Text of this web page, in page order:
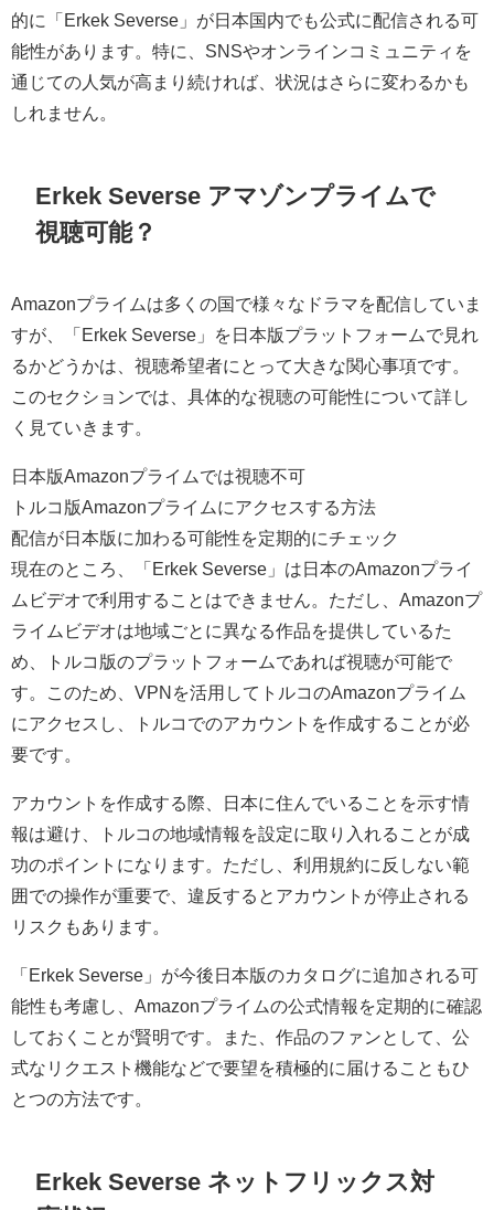
的に「Erkek Severse」が日本国内でも公式に配信される可
能性があります。特に、SNSやオンラインコミュニティを
通じての人気が高まり続ければ、状況はさらに変わるかも
しれません。
Erkek Severse アマゾンプライムで
視聴可能？
Amazonプライムは多くの国で様々なドラマを配信していま
すが、「Erkek Severse」を日本版プラットフォームで見れ
るかどうかは、視聴希望者にとって大きな関心事項です。
このセクションでは、具体的な視聴の可能性について詳し
く見ていきます。
日本版Amazonプライムでは視聴不可
トルコ版Amazonプライムにアクセスする方法
配信が日本版に加わる可能性を定期的にチェック
現在のところ、「Erkek Severse」は日本のAmazonプライ
ムビデオで利用することはできません。ただし、Amazonプ
ライムビデオは地域ごとに異なる作品を提供しているた
め、トルコ版のプラットフォームであれば視聴が可能で
す。このため、VPNを活用してトルコのAmazonプライム
にアクセスし、トルコでのアカウントを作成することが必
要です。
アカウントを作成する際、日本に住んでいることを示す情
報は避け、トルコの地域情報を設定に取り入れることが成
功のポイントになります。ただし、利用規約に反しない範
囲での操作が重要で、違反するとアカウントが停止される
リスクもあります。
「Erkek Severse」が今後日本版のカタログに追加される可
能性も考慮し、Amazonプライムの公式情報を定期的に確認
しておくことが賢明です。また、作品のファンとして、公
式なリクエスト機能などで要望を積極的に届けることもひ
とつの方法です。
Erkek Severse ネットフリックス対